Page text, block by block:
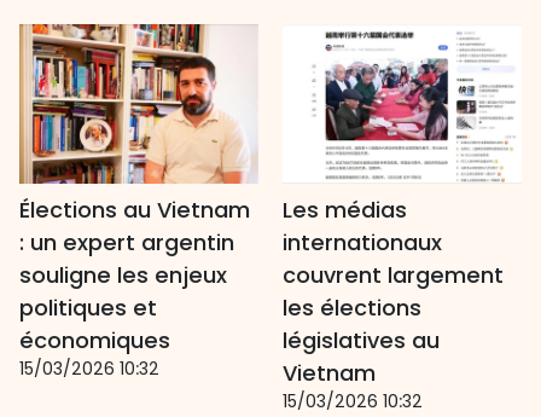
Élections au Vietnam
: un expert argentin
souligne les enjeux
politiques et
économiques
15/03/2026 10:32
Les médias
internationaux
couvrent largement
les élections
législatives au
Vietnam
15/03/2026 10:32